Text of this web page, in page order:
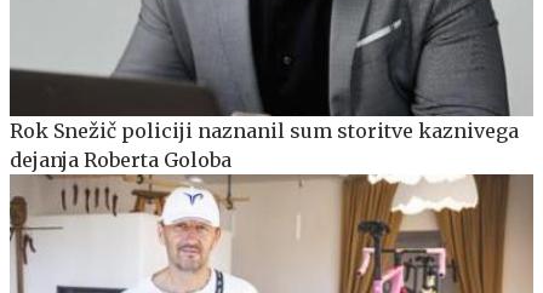
Rok Snežič policiji naznanil sum storitve kaznivega
dejanja Roberta Goloba